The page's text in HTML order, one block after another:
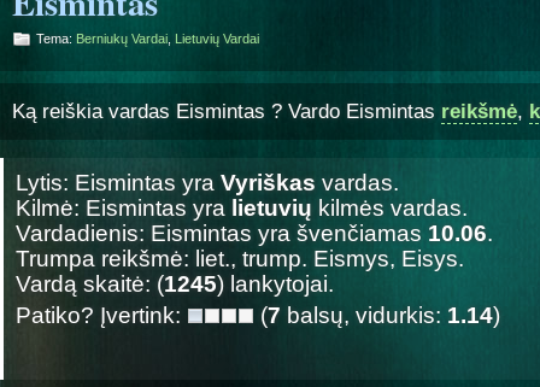
Tema: Berniukų Vardai Lietuvių Vardai
Ką reiškia vardas Eismintas ? Vardo Eismintas reikšmė,
Lytis: Eismintas yra Vyriškas vardas.
Kilmė: Eismintas yra lietuvių kilmės vardas.
Vardadienis: Eismintas yra švenčiamas 10.06.
Trumpa reikšmė: liet., trump. Eismys, Eisys.
Vardą skaitė: (1245) lankytojai.
Patiko? Įvertink:
(7 balsų, vidurkis: 1.14)